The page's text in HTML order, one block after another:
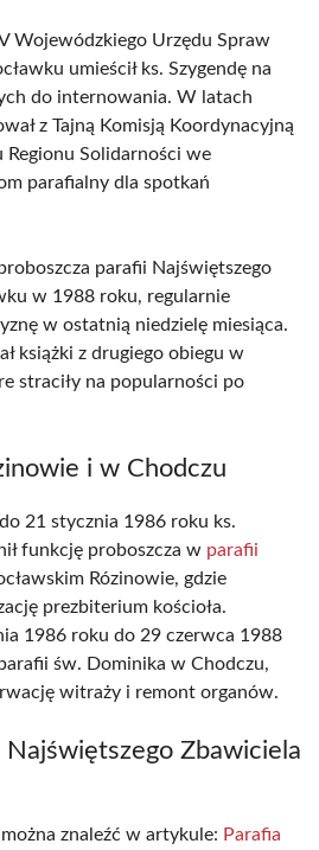
Wojewódzkiego Urzędu Spraw
umieścił ks. Szygendę na
do internowania. W latach
z Tajną Komisją Koordynacyjną
Regionu Solidarności we
parafialny dla spotkań
parafii Najświętszego
w 1988 roku, regularnie
w ostatnią niedzielę miesiąca.
książki z drugiego obiegu w
straciły na popularności po
i w Chodczu
21 stycznia 1986 roku ks.
funkcję proboszcza w parafii
Rózinowie, gdzie
prezbiterium kościoła.
1986 roku do 29 czerwca 1988
św. Dominika w Chodczu,
witraży i remont organów.
Najświętszego Zbawiciela
znaleźć w artykule: Parafia